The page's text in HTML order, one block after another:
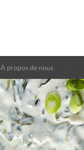
À propos de nous